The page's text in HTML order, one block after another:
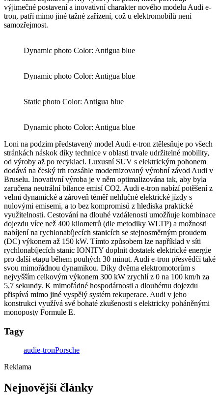
výjimečné postavení a inovativní charakter nového modelu Audi e-
tron, patří mimo jiné tažné zařízení, což u elektromobilů není
samozřejmost.
Dynamic photo Color: Antigua blue
Dynamic photo Color: Antigua blue
Static photo Color: Antigua blue
Dynamic photo Color: Antigua blue
Loni na podzim představený model Audi e-tron ztělesňuje po všech
stránkách náskok díky technice v oblasti trvale udržitelné mobility,
od výroby až po recyklaci. Luxusní SUV s elektrickým pohonem
dodává na český trh rozsáhle modernizovaný výrobní závod Audi v
Bruselu. Inovativní výroba je v něm optimalizována tak, aby byla
zaručena neutrální bilance emisí CO2. Audi e-tron nabízí potěšení z
velmi dynamické a zároveň téměř nehlučné elektrické jízdy s
nulovými emisemi, a to bez kompromisů z hlediska praktické
využitelnosti. Cestování na dlouhé vzdálenosti umožňuje kombinace
dojezdu více než 400 kilometrů (dle metodiky WLTP) a možnosti
nabíjení na rychlonabíjecích stanicích se stejnosměrným proudem
(DC) výkonem až 150 kW. Tímto způsobem lze například v síti
rychlonabíjecích stanic IONITY doplnit dostatek elektrické energie
pro další etapu během pouhých 30 minut. Audi e-tron přesvědčí také
svou mimořádnou dynamikou. Díky dvěma elektromotorům s
nejvyšším celkovým výkonem 300 kW zrychlí z 0 na 100 km/h za
5,7 sekundy. K mimořádné hospodárnosti a dlouhému dojezdu
přispívá mimo jiné vyspělý systém rekuperace. Audi v jeho
konstrukci využívá své bohaté zkušenosti s elektricky poháněnými
monoposty Formule E.
Tagy
audie-tronPorsche
Reklama
Nejnovější články